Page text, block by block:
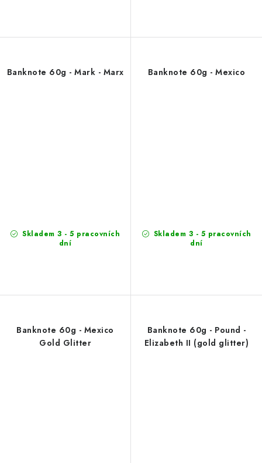
Banknote 60g - Mark - Marx
Skladem 3 - 5 pracovních
dní
Banknote 60g - Mexico
Skladem 3 - 5 pracovních
dní
Banknote 60g - Mexico
Gold Glitter
Banknote 60g - Pound -
Elizabeth II (gold glitter)